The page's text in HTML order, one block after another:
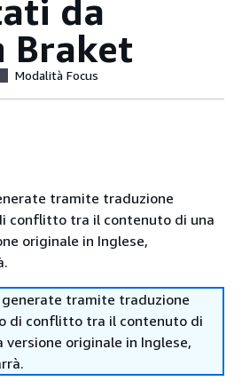
da
Braket
Modalità Focus
tramite traduzione
conflitto tra il contenuto di una
originale in Inglese,
generate tramite traduzione
di conflitto tra il contenuto di
versione originale in Inglese,